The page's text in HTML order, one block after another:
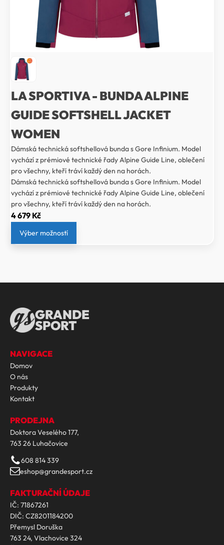
LA SPORTIVA - BUNDA ALPINE
GUIDE SOFTSHELL JACKET
WOMEN
Dámská technická softshellová bunda s Gore Infinium. Model
vychází z prémiové technické řady Alpine Guide Line, oblečení
pro všechny, kteří tráví každý den na horách.
Dámská technická softshellová bunda s Gore Infinium. Model
vychází z prémiové technické řady Alpine Guide Line, oblečení
pro všechny, kteří tráví každý den na horách.
4 679 Kč
Výber možností
GRANDE
SPORT
NAVIGACE
Domov
O nás
Produkty
Kontakt
PRODEJNA
Doktora Veselého 177,
763 26 Luhačovice
608 814 339
eshop@grandesport.cz
FAKTURAČNÍ ÚDAJE
IČ: 71867261
DIČ: CZ8201184200
Přemysl Doruška
763 24, Vlachovice 324